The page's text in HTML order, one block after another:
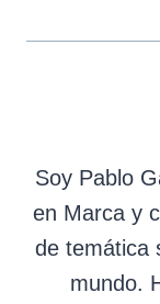
Soy Pablo
en Marca y
de temática
mundo.